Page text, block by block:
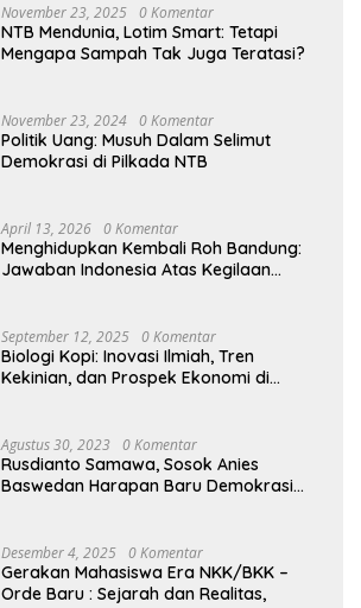
November 23, 2025 0 Komentar
NTB Mendunia, Lotim Smart: Tetapi
Mengapa Sampah Tak Juga Teratasi?
November 23, 2024 0 Komentar
Politik Uang: Musuh Dalam Selimut
Demokrasi di Pilkada NTB
April 13, 2026 0 Komentar
Menghidupkan Kembali Roh Bandung:
Jawaban Indonesia Atas Kegilaan
September 12, 2025 0 Komentar
Biologi Kopi: Inovasi Ilmiah, Tren
Kekinian, dan Prospek Ekonomi di
Agustus 30, 2023 0 Komentar
Rusdianto Samawa, Sosok Anies
Baswedan Harapan Baru Demokrasi
Desember 4, 2025 0 Komentar
Gerakan Mahasiswa Era NKK/BKK –
Orde Baru : Sejarah dan Realitas,